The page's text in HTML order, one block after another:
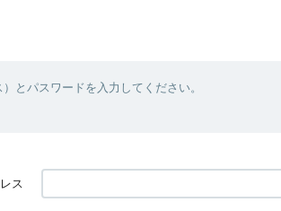
とパスワードを入力してください。
ス